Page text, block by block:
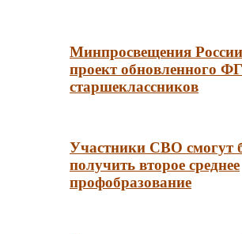
Минпросвещения
проект обновленного
старшеклассников
Участники СВО смогут
получить второе среднее
профобразование